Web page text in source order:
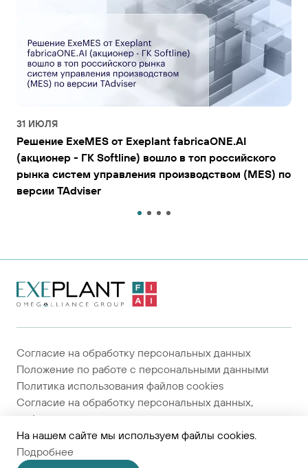
31 ИЮЛЯ
Решение ExeMES от Exeplant fabricaONE.AI
(акционер - ГК Softline) вошло в топ российского
рынка систем управления производством (MES) по
версии TAdviser
На главную
страницу
Согласие на обработку персональных данных
Положение по работе с персональными данными
Политика использования файлов cookies
Согласие на обработку персональных данных,
собираемых метрическими системами
Средства разработки
© Группа компаний «ОМЕГАЛЬЯНС»
На нашем сайте мы используем файлы cookies.
Подробнее